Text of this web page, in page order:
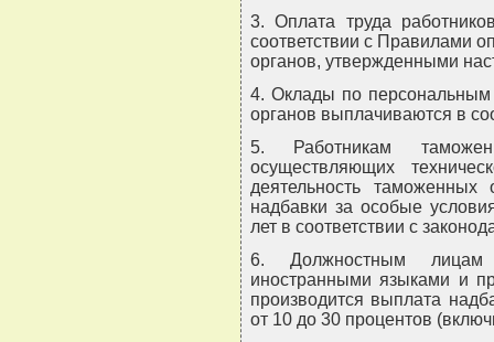
3. Оплата труда
соответствии с Правилами
органов, утвержденными
4. Оклады по
органов выплачиваются в
5. Работникам
осуществляющих
деятельность
надбавки за особые
лет в соответствии с
6. Должностным лицам
иностранными языками и
производится выплата
от 10 до 30 процентов